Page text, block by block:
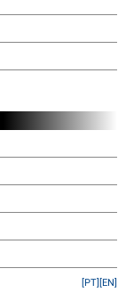
[EN]
[PT]